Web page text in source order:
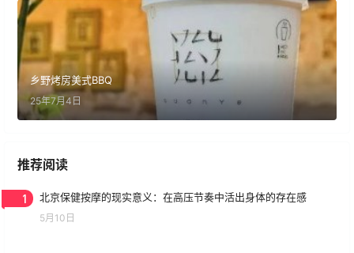
乡野烤房美式BBQ
25年7月4日
推荐阅读
1 北京保健按摩的现实意义：在高压节奏中活出身体的存在感
5月10日